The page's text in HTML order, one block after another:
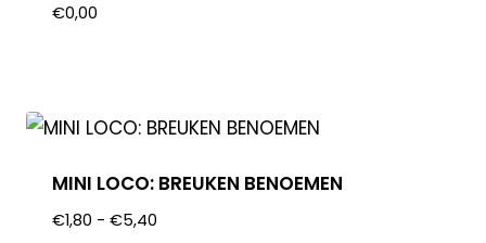
€0,00
MINI LOCO: BREUKEN BENOEMEN
€1,80 - €5,40